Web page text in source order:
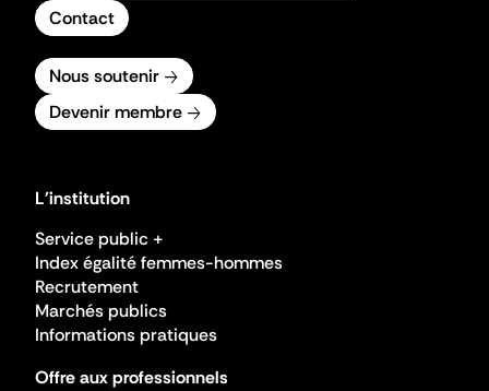
Contact
Nous soutenir
Devenir membre
L'institution
Service public +
Index égalité femmes-hommes
Recrutement
Marchés publics
Informations pratiques
Offre aux professionnels